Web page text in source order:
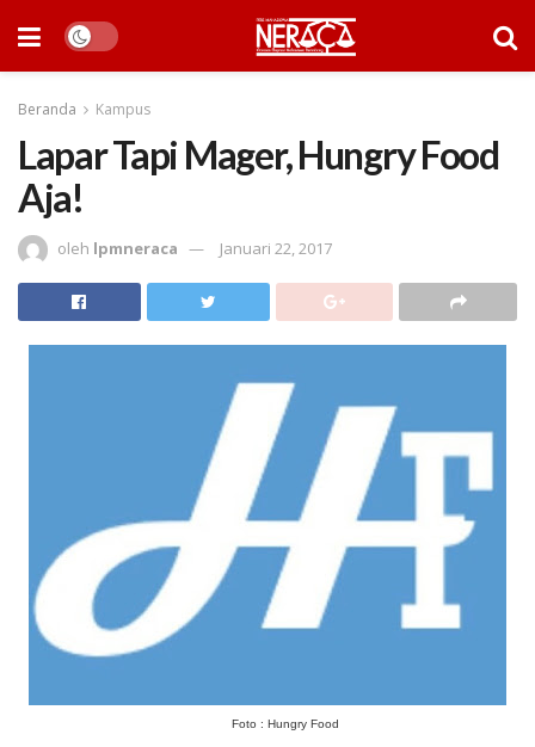
Beranda Kampus
Lapar Tapi Mager, Hungry Food
Aja!
oleh lpmneraca Januari 22, 2017
Foto : Hungry Food